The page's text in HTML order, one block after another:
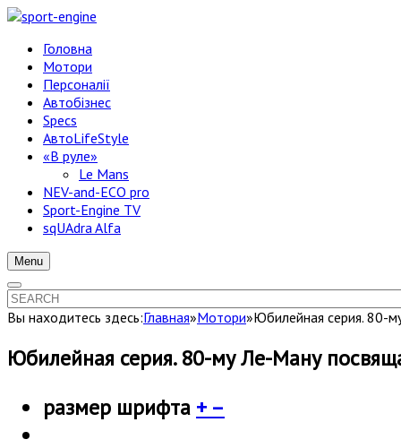
Головна
Мотори
Персоналії
Автобізнес
Specs
АвтоLifeStyle
«В руле»
Le Mans
NEV-and-ECO pro
Sport-Engine TV
sqUAdra Alfa
Menu
Вы находитесь здесь:Главная»Мотори»Юбилейная серия. 80-
Юбилейная серия. 80-му Ле-Ману
размер шрифта + –